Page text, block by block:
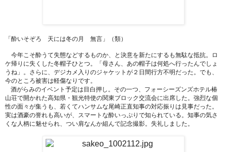
「酔いそぞろ 天には冬の月 無言」（類）
今年こそ酔うて失態などするものか、と決意を新たにするも無駄な抵抗。ロ
ケ帰りに失くした冬帽子ひとつ。「母さん、あの帽子は何処へ行ったんでしょ
うね」。さらに、デジカメ入りのジャケットが２日間行方不明だった。でも、
今のところ被害は軽傷なりです。
酒がらみのイベント予定は目白押し。その一つ、フォーシーズンズホテル椿
山荘で開かれた高知県・観光特使の関東ブロック交流会に出席した。強烈な個
性の面々が集うも、若くてハンサムな尾崎正直知事の対応振りは見事だった。
実は酒豪の誉れも高いが、スマートな酔いっぷりで知られている。知事の気さ
くな人柄に魅せられ、つい肩なんか組んで記念撮影。失礼しました。